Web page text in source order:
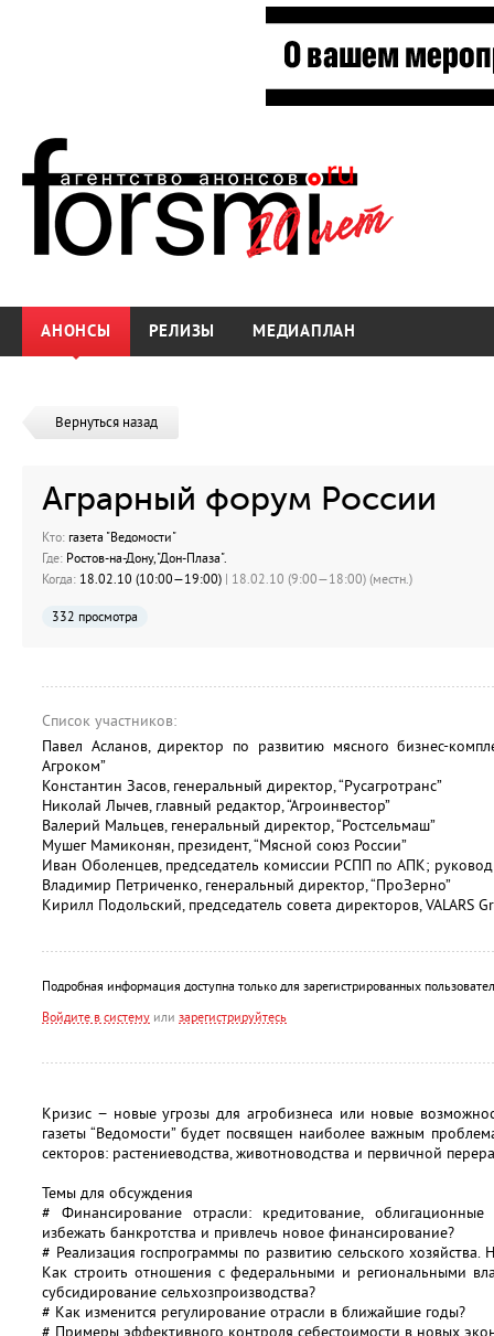
АНОНСЫ РЕЛИЗЫ МЕДИАПЛАН
Вернуться назад
Аграрный форум России
Кто: газета "Ведомости"
Где: Ростов-на-Дону, "Дон-Плаза".
Когда: 18.02.10 (10:00—19:00) | 18.02.10 (9:00—18:00) (местн.)
332 просмотра
Список участников:
Павел Асланов, директор по развитию мясного бизнес-
Агроком”
Константин Засов, генеральный директор, “Русагротранс”
Николай Лычев, главный редактор, “Агроинвестор”
Валерий Мальцев, генеральный директор, “Ростсельмаш”
Мушег Мамиконян, президент, “Мясной союз России”
Иван Оболенцев, председатель комиссии РСПП по АПК;
Владимир Петриченко, генеральный директор, “ПроЗерно”
Кирилл Подольский, председатель совета директоров, VALARS
Подробная информация доступна только для зарегистрированных
Войдите в систему или зарегистрируйтесь
Кризис − новые угрозы для агробизнеса или новые
газеты “Ведомости” будет посвящен наиболее важным
секторов: растениеводства, животноводства и первичной
Темы для обсуждения
# Финансирование отрасли: кредитование,
избежать банкротства и привлечь новое финансирование?
# Реализация госпрограммы по развитию сельского хозяйства.
Как строить отношения с федеральными и региональными
субсидирование сельхозпроизводства?
# Как изменится регулирование отрасли в ближайшие годы?
# Примеры эффективного контроля себестоимости в новых